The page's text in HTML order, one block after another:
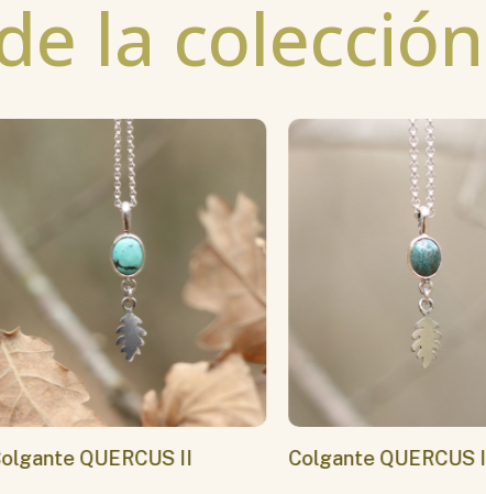
la colección
QUERCUS II Colgante QUERCUS I